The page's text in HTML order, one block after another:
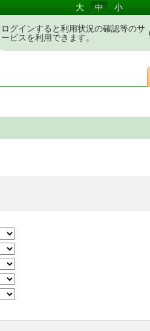
大 中 小
ログインすると利用状況の確認等のサ
ービスを利用できます。